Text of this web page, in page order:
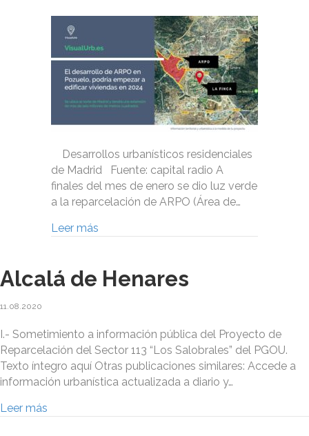
Desarrollos urbanísticos residenciales
de Madrid Fuente: capital radio A
finales del mes de enero se dio luz verde
a la reparcelación de ARPO (Área de…
Leer más
Alcalá de Henares
11.08.2020
I.- Sometimiento a información pública del Proyecto de
Reparcelación del Sector 113 “Los Salobrales” del PGOU.
Texto íntegro aquí Otras publicaciones similares: Accede a
información urbanística actualizada a diario y…
Leer más